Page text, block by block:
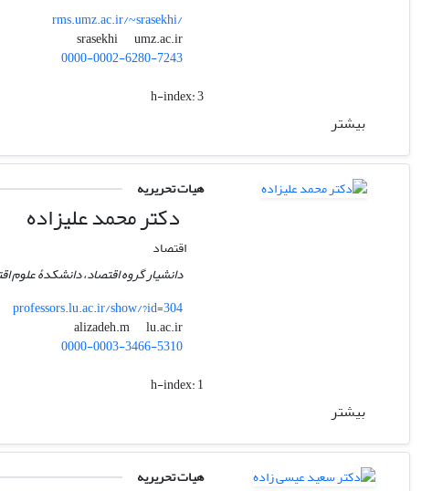
rms.umz.ac.ir/~srasekhi/
srasekhi
umz.ac.ir
0000-0002-6280-7243
h-index:3
بیشتر
هیات تحریریه
دکتر محمد علیزاده
اقتصاد
دانشیار گروه اقتصاد، دانشکدۀ علوم
professors.lu.ac.ir/show/?id=304
alizadeh.m
lu.ac.ir
0000-0003-3466-5310
h-index:1
بیشتر
هیات تحریریه